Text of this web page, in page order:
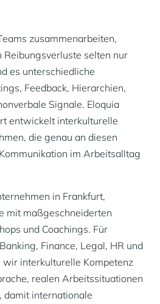
zusammenarbeiten,
selten nur
es unterschiedliche
Feedback, Hierarchien,
Signale. Eloquia
entwickelt interkulturelle
die genau an diesen
im Arbeitsalltag
in Frankfurt,
mit maßgeschneiderten
und Coachings. Für
Finance, Legal, HR und
wir interkulturelle Kompetenz
realen Arbeitssituationen
damit internationale